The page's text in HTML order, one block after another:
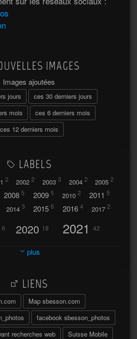
IMAGES
Images ajoutées
jours
ces 30 derniers jours
mois
ces 6 derniers mois
ces 12 derniers mois
LABELS
2 2002 2 2003 3 2004 2 2005 2
2008 5 2009 5 2010 2 2011 5
2014 3 2015 6 2016 4 2017 2
6 2020 18 2021 42
2023 32
2026
17 Abländschen 3
2004 64 Adelboden 2
plus
LIENS
Map sbesson.com
facebook sbesson_photos
recherches web Suisse Mobile